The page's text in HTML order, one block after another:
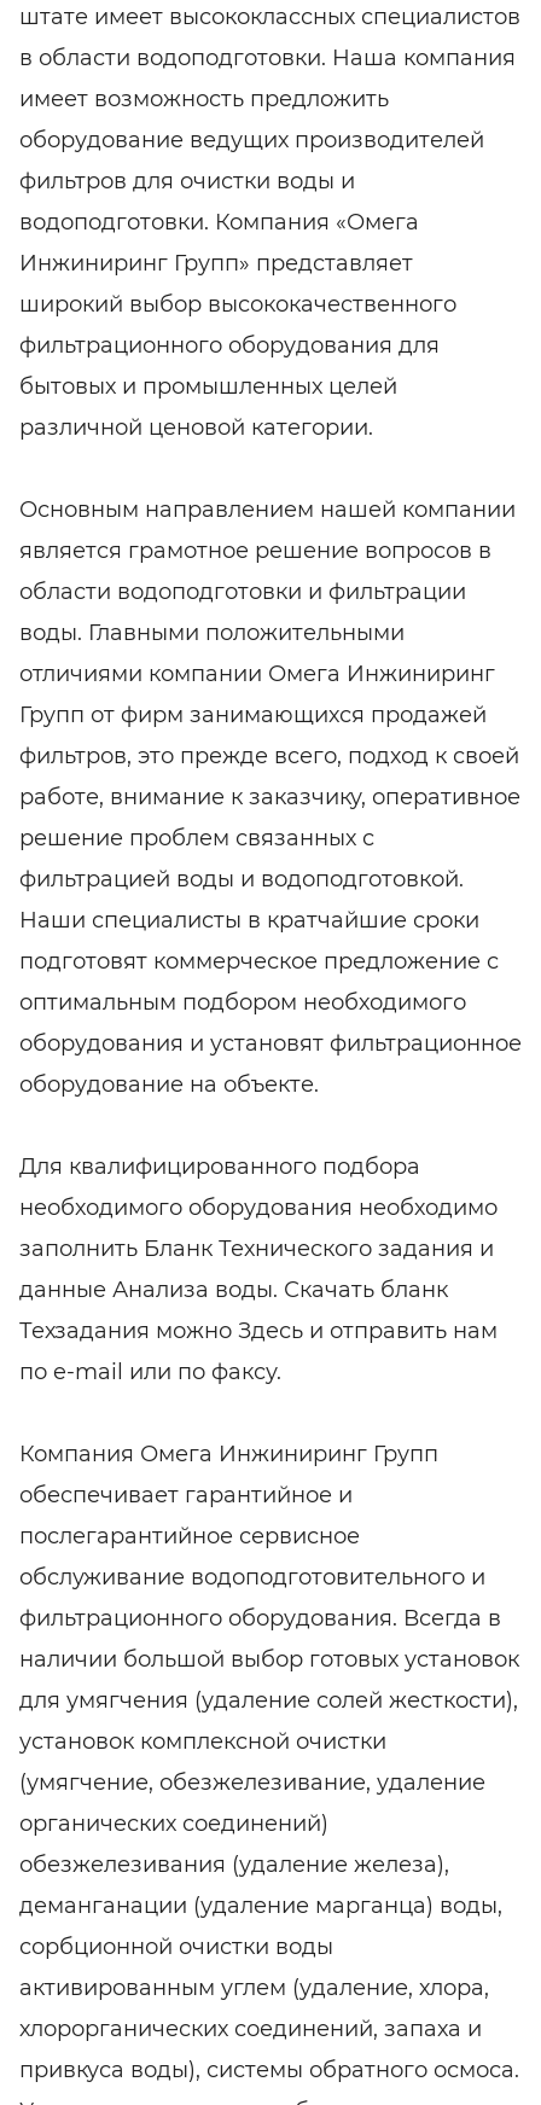
штате имеет высококлассных специалистов
в области водоподготовки. Наша компания
имеет возможность предложить
оборудование ведущих производителей
фильтров для очистки воды и
водоподготовки. Компания «Омега
Инжиниринг Групп» представляет
широкий выбор высококачественного
фильтрационного оборудования для
бытовых и промышленных целей
различной ценовой категории.
Основным направлением нашей компании
является грамотное решение вопросов в
области водоподготовки и фильтрации
воды. Главными положительными
отличиями компании Омега Инжиниринг
Групп от фирм занимающихся продажей
фильтров, это прежде всего, подход к своей
работе, внимание к заказчику, оперативное
решение проблем связанных с
фильтрацией воды и водоподготовкой.
Наши специалисты в кратчайшие сроки
подготовят коммерческое предложение с
оптимальным подбором необходимого
оборудования и установят фильтрационное
оборудование на объекте.
Для квалифицированного подбора
необходимого оборудования необходимо
заполнить Бланк Технического задания и
данные Анализа воды. Скачать бланк
Техзадания можно Здесь и отправить нам
по e-mail или по факсу.
Компания Омега Инжиниринг Групп
обеспечивает гарантийное и
послегарантийное сервисное
обслуживание водоподготовительного и
фильтрационного оборудования. Всегда в
наличии большой выбор готовых установок
для умягчения (удаление солей жесткости),
установок комплексной очистки
(умягчение, обезжелезивание, удаление
органических соединений)
обезжелезивания (удаление железа),
деманганации (удаление марганца) воды,
сорбционной очистки воды
активированным углем (удаление, хлора,
хлорорганических соединений, запаха и
привкуса воды), системы обратного осмоса.